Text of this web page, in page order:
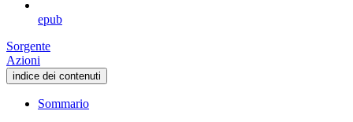
epub
Sorgente
Azioni
indice dei contenuti
Sommario